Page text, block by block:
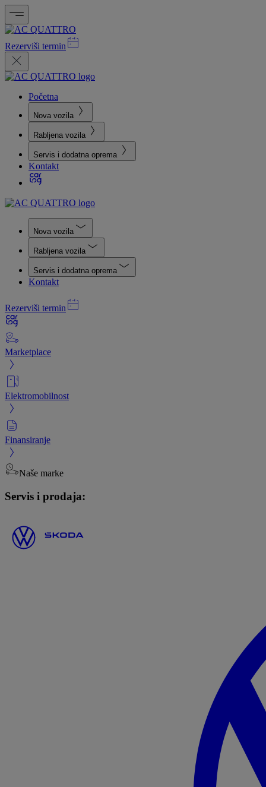
Rezerviši termin
Početna
Nova vozila
Rabljena vozila
Servis i dodatna oprema
Kontakt
Nova vozila
Rabljena vozila
Servis i dodatna oprema
Kontakt
Rezerviši termin
Marketplace
Elektromobilnost
Finansiranje
Naše marke
Servis i prodaja: